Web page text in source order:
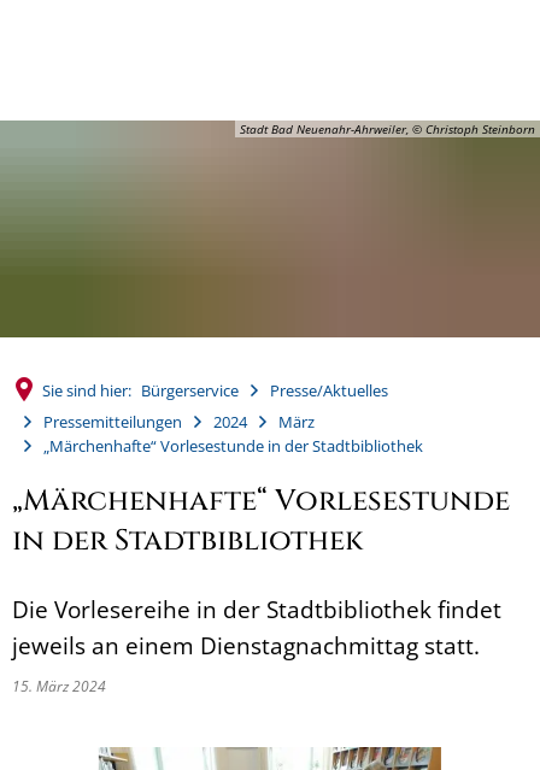
Stadt Bad Neuenahr-Ahrweiler, © Christoph Steinborn
Sie sind hier: Bürgerservice
Presse/Aktuelles
Pressemitteilungen
2024
März
„Märchenhafte“ Vorlesestunde in der Stadtbibliothek
„Märchenhafte“ Vorlesestunde
in der Stadtbibliothek
Die Vorlesereihe in der Stadtbibliothek findet
jeweils an einem Dienstagnachmittag statt.
15. März 2024